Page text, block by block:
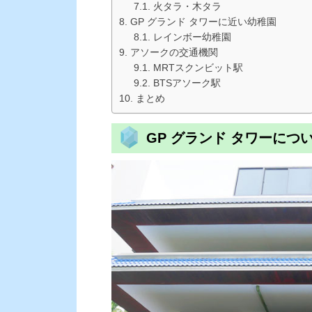
火タラ・木タラ
GP グランド タワーに近い幼稚園
レインボー幼稚園
アソークの交通機関
MRTスクンビット駅
BTSアソーク駅
まとめ
GP グランド タワーにつ